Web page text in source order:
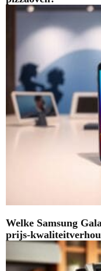
Welke Samsung
prijs-